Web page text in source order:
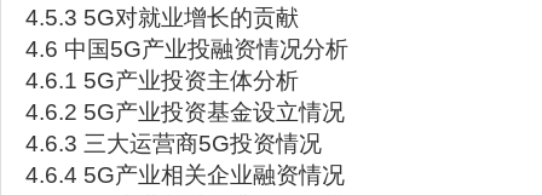
4.5.3 5G对就业增长的贡献
4.6 中国5G产业投融资情况分析
4.6.1 5G产业投资主体分析
4.6.2 5G产业投资基金设立情况
4.6.3 三大运营商5G投资情况
4.6.4 5G产业相关企业融资情况